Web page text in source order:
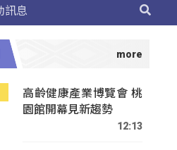
訊息
高齡健康產業博覽會 桃
園館開幕見新趨勢
12:13